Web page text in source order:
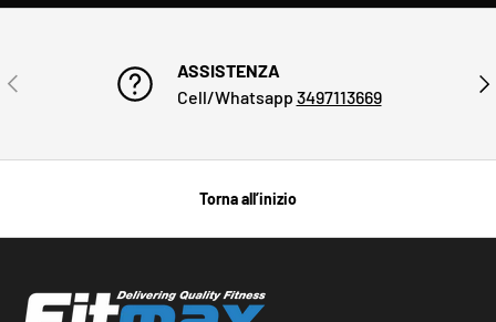
INDIETRO
ASSISTENZA
Cell/Whatsapp 3497113669
Torna all’inizio